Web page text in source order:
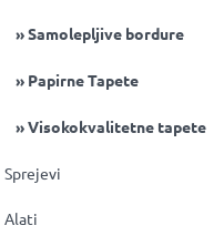
Samolepljive bordure
Papirne Tapete
Visokokvalitetne tapete
Sprejevi
Alati